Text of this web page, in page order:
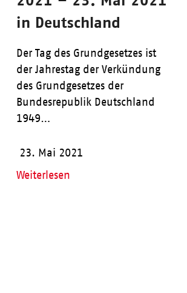
in Deutschland
Der Tag des Grundgesetzes ist
der Jahrestag der Verkündung
des Grundgesetzes der
Bundesrepublik Deutschland
1949…
23. Mai 2021
Weiterlesen